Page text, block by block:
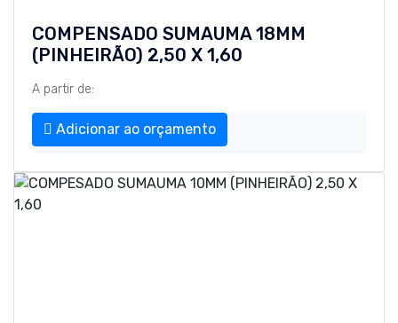
COMPENSADO SUMAUMA 18MM
(PINHEIRÃO) 2,50 X 1,60
A partir de:
Adicionar ao orçamento